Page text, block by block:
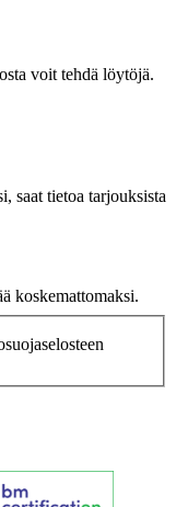
voit tehdä löytöjä.
saat tietoa tarjouksista
koskemattomaksi.